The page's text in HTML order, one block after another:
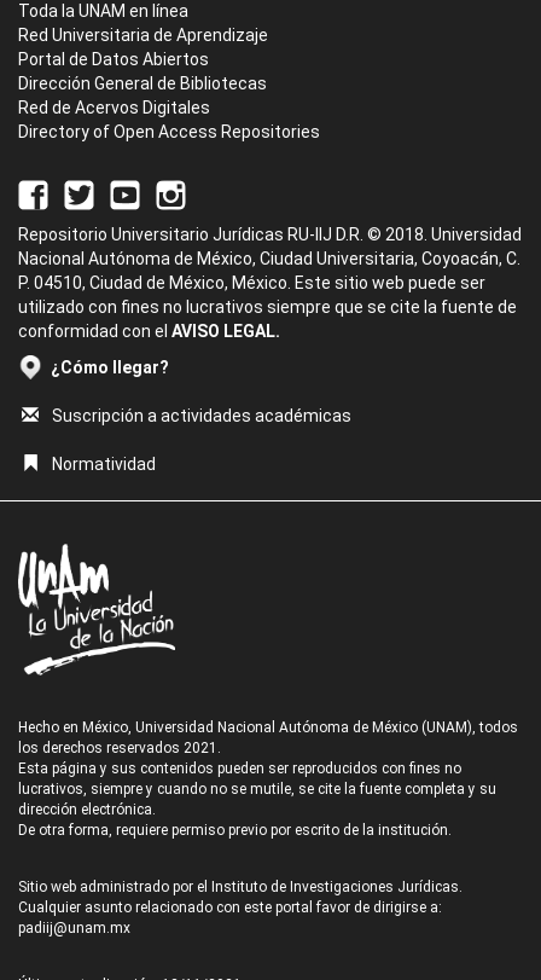
Toda la UNAM en línea
Red Universitaria de Aprendizaje
Portal de Datos Abiertos
Dirección General de Bibliotecas
Red de Acervos Digitales
Directory of Open Access Repositories
Repositorio Universitario Jurídicas RU-IIJ D.R. © 2018. Universidad
Nacional Autónoma de México, Ciudad Universitaria, Coyoacán, C.
P. 04510, Ciudad de México, México. Este sitio web puede ser
utilizado con fines no lucrativos siempre que se cite la fuente de
conformidad con el AVISO LEGAL.
¿Cómo llegar?
Suscripción a actividades académicas
Normatividad
Hecho en México, Universidad Nacional Autónoma de México (UNAM), todos
los derechos reservados 2021.
Esta página y sus contenidos pueden ser reproducidos con fines no
lucrativos, siempre y cuando no se mutile, se cite la fuente completa y su
dirección electrónica.
De otra forma, requiere permiso previo por escrito de la institución.
Sitio web administrado por el Instituto de Investigaciones Jurídicas.
Cualquier asunto relacionado con este portal favor de dirigirse a:
padiij@unam.mx